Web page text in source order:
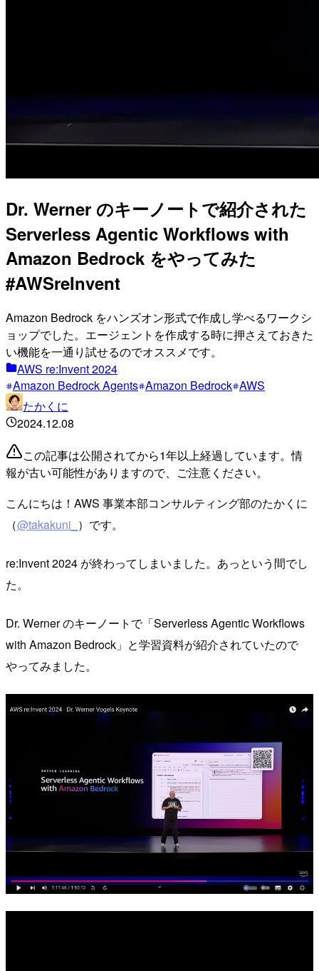
Dr. Werner のキーノートで紹介された
Serverless Agentic Workflows with
Amazon Bedrock をやってみた
#AWSreInvent
Amazon Bedrock をハンズオン形式で作成し学べるワークシ
ョップでした。エージェントを作成する時に押さえておきた
い機能を一通り試せるのでオススメです。
AWS re:Invent 2024
Amazon Bedrock Agents Amazon Bedrock AWS
たかくに
2024.12.08
この記事は公開されてから1年以上経過しています。情
報が古い可能性がありますので、ご注意ください。
こんにちは！AWS 事業本部コンサルティング部のたかくに
（@takakuni_ ）です。
re:Invent 2024 が終わってしまいました。あっという間でし
た。
Dr. Werner のキーノートで「Serverless Agentic Workflows
with Amazon Bedrock」と学習資料が紹介されていたので
やってみました。